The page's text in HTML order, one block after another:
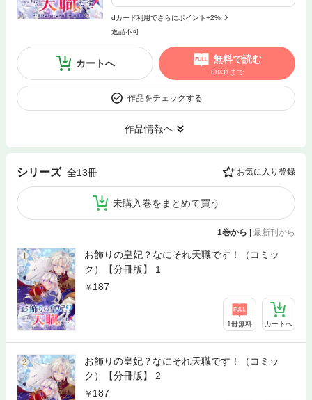
dカード利用でさらにポイント+2%
返品不可
カートへ 無料で読む
08/31まで
作品をチェックする
作品情報へ
シリーズ 全13冊 お気に入り登録
未購入巻をまとめて買う
1巻から 最新刊から
お飾りの皇妃？なにそれ天職です！（コミッ
ク）【分冊版】 1
187
1冊無料 カートへ
お飾りの皇妃？なにそれ天職です！（コミッ
ク）【分冊版】 2
187